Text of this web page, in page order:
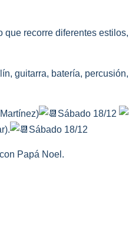
que recorre diferentes
guitarra, batería,
Sábado 18/12
Sábado 18/12
Papá Noel.